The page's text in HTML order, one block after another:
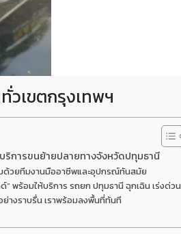
วเขตกรุงเทพฯ
ริการขนย้ายปลายทางจังหวัดปทุมธานี
ด้วยทีมงานมืออาชีพและอุปกรณ์ทันสมัย
พร้อมให้บริการ รถยก ปทุมธานี ฉุกเฉิน เร่งด่วน
างราบรื่น เราพร้อมลงพื้นที่ทันที